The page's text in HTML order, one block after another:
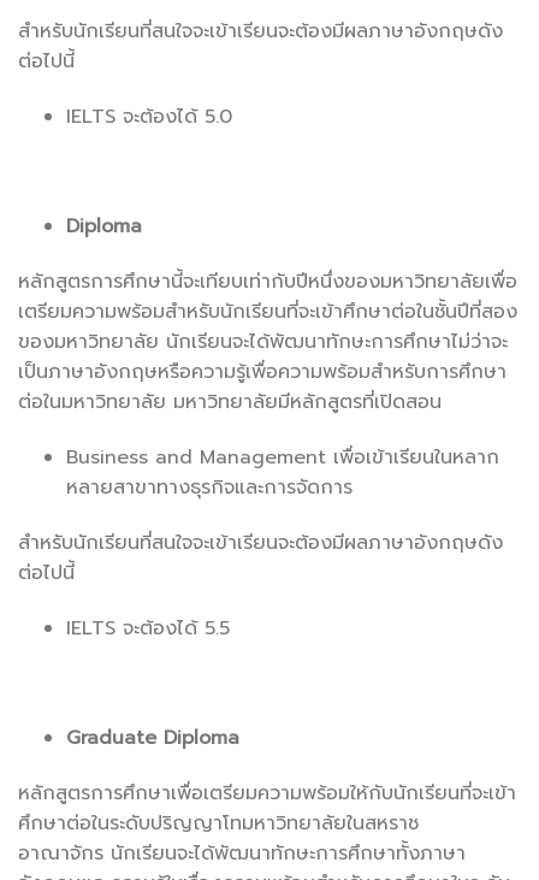
สำหรับนักเรียนที่สนใจจะเข้าเรียนจะต้องมีผลภาษาอังกฤษดัง
ต่อไปนี้
IELTS จะต้องได้ 5.0
Diploma
หลักสูตรการศึกษานี้จะเทียบเท่ากับปีหนึ่งของมหาวิทยาลัยเพื่อ
เตรียมความพร้อมสำหรับนักเรียนที่จะเข้าศึกษาต่อในชั้นปีที่สอง
ของมหาวิทยาลัย นักเรียนจะได้พัฒนาทักษะการศึกษาไม่ว่าจะ
เป็นภาษาอังกฤษหรือความรู้เพื่อความพร้อมสำหรับการศึกษา
ต่อในมหาวิทยาลัย มหาวิทยาลัยมีหลักสูตรที่เปิดสอน
Business and Management เพื่อเข้าเรียนในหลาก
หลายสาขาทางธุรกิจและการจัดการ
สำหรับนักเรียนที่สนใจจะเข้าเรียนจะต้องมีผลภาษาอังกฤษดัง
ต่อไปนี้
IELTS จะต้องได้ 5.5
Graduate Diploma
หลักสูตรการศึกษาเพื่อเตรียมความพร้อมให้กับนักเรียนที่จะเข้า
ศึกษาต่อในระดับปริญญาโทมหาวิทยาลัยในสหราช
อาณาจักร นักเรียนจะได้พัฒนาทักษะการศึกษาทั้งภาษา